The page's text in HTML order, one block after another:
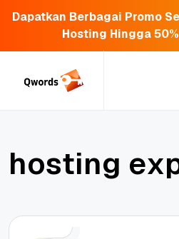
Dapatkan Berbagai Promo
Hosting Hingga 50%
hosting ex